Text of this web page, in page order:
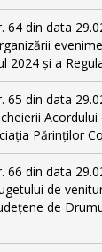
64 din data
2024 și a
65 din data
Părinților
66 din data
de
de